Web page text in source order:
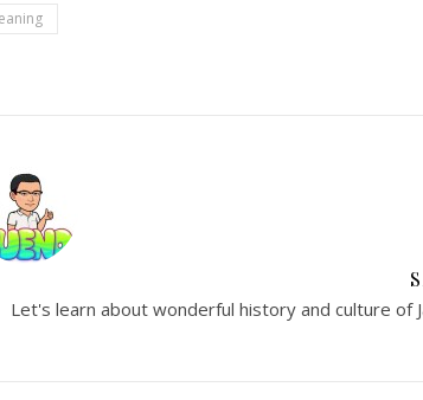
Let's learn about wonderful history and culture